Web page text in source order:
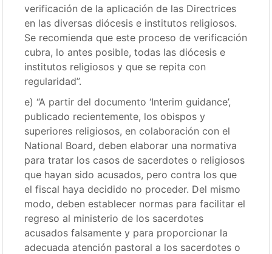
verificación de la aplicación de las Directrices
en las diversas diócesis e institutos religiosos.
Se recomienda que este proceso de verificación
cubra, lo antes posible, todas las diócesis e
institutos religiosos y que se repita con
regularidad”.
e) “A partir del documento ‘Interim guidance’,
publicado recientemente, los obispos y
superiores religiosos, en colaboración con el
National Board, deben elaborar una normativa
para tratar los casos de sacerdotes o religiosos
que hayan sido acusados, pero contra los que
el fiscal haya decidido no proceder. Del mismo
modo, deben establecer normas para facilitar el
regreso al ministerio de los sacerdotes
acusados falsamente y para proporcionar la
adecuada atención pastoral a los sacerdotes o